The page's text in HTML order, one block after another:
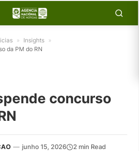
» Insights »
da PM do RN
concurso
— junho 15, 2026 2 min Read